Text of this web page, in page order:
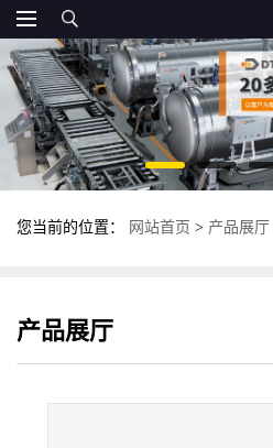
您当前的位置： 网站首页 > 产品展厅
产品展厅